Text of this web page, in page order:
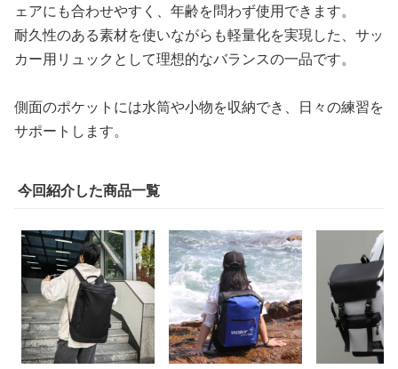
ェアにも合わせやすく、年齢を問わず使用できます。
耐久性のある素材を使いながらも軽量化を実現した、サッ
カー用リュックとして理想的なバランスの一品です。
側面のポケットには水筒や小物を収納でき、日々の練習を
サポートします。
今回紹介した商品一覧